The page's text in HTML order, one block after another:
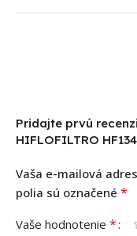
Pridajte prvú
HIFLOFILTRO
Vaša e-mailová
polia sú označené *
Vaše hodnotenie *